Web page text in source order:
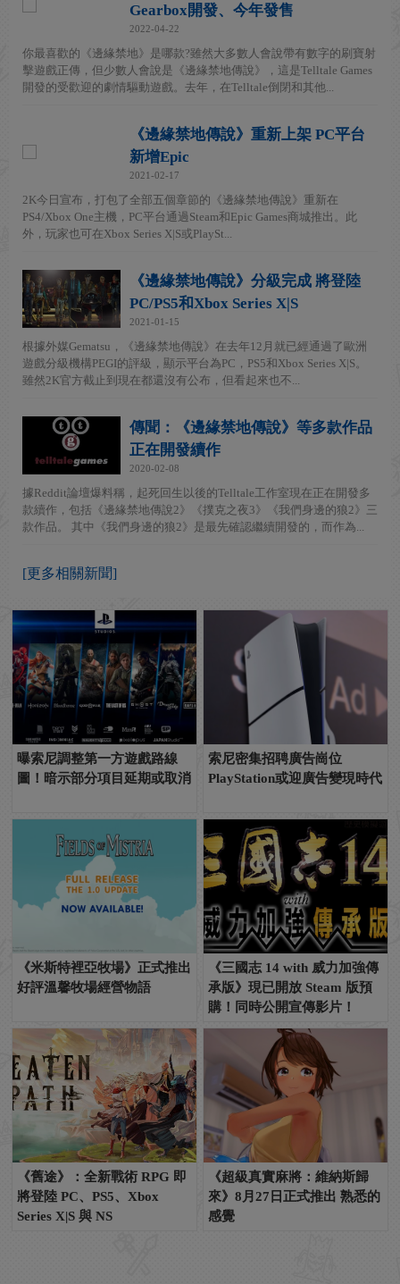
Gearbox開發、今年發售
2022-04-22
你最喜歡的《邊緣禁地》是哪款?雖然大多數人會說帶有數字的刷寶射
擊遊戲正傳，但少數人會說是《邊緣禁地傳說》，這是Telltale Games
開發的受歡迎的劇情驅動遊戲。去年，在Telltale倒閉和其他...
《邊緣禁地傳說》重新上架 PC平台
新增Epic
2021-02-17
2K今日宣布，打包了全部五個章節的《邊緣禁地傳說》重新在
PS4/Xbox One主機，PC平台通過Steam和Epic Games商城推出。此
外，玩家也可在Xbox Series X|S或PlaySt...
《邊緣禁地傳說》分級完成 將登陸
PC/PS5和Xbox Series X|S
2021-01-15
根據外媒Gematsu，《邊緣禁地傳說》在去年12月就已經通過了歐洲
遊戲分級機構PEGI的評級，顯示平台為PC，PS5和Xbox Series X|S。
雖然2K官方截止到現在都還沒有公布，但看起來也不...
傳聞：《邊緣禁地傳說》等多款作品
正在開發續作
2020-02-08
據Reddit論壇爆料稱，起死回生以後的Telltale工作室現在正在開發多
款續作，包括《邊緣禁地傳說2》《撲克之夜3》《我們身邊的狼2》三
款作品。 其中《我們身邊的狼2》是最先確認繼續開發的，而作為...
[更多相關新聞]
曝索尼調整第一方遊戲路線
圖！暗示部分項目延期或取消
索尼密集招聘廣告崗位
PlayStation或迎廣告變現時代
《米斯特裡亞牧場》正式推出
好評溫馨牧場經營物語
《三國志 14 with 威力加強傳
承版》現已開放 Steam 版預
購！同時公開宣傳影片！
《舊途》：全新戰術 RPG 即
將登陸 PC、PS5、Xbox
Series X|S 與 NS
《超級真實麻將：維納斯歸
來》8月27日正式推出 熟悉的
感覺